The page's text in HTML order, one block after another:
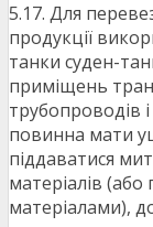
5.17. Для
продукції
танки суден-
приміщень
трубопроводів
повинна мати
піддаватися
матеріалів
матеріалами),